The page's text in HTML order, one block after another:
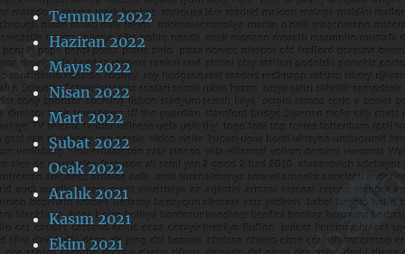
Temmuz 2022
Haziran 2022
Mayıs 2022
Nisan 2022
Mart 2022
Şubat 2022
Ocak 2022
Aralık 2021
Kasım 2021
Ekim 2021